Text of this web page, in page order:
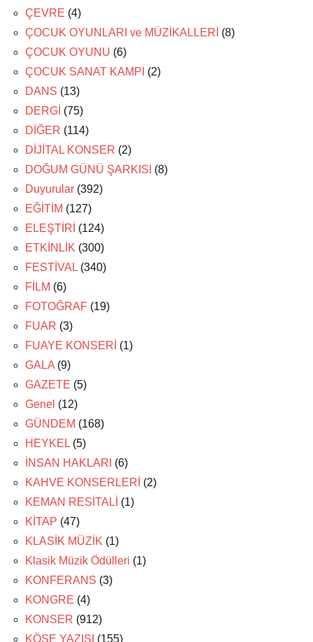
ÇEVRE (4)
ÇOCUK OYUNLARI ve MÜZİKALLERİ (8)
ÇOCUK OYUNU (6)
ÇOCUK SANAT KAMPI (2)
DANS (13)
DERGİ (75)
DİĞER (114)
DİJİTAL KONSER (2)
DOĞUM GÜNÜ ŞARKISI (8)
Duyurular (392)
EĞİTİM (127)
ELEŞTİRİ (124)
ETKİNLİK (300)
FESTİVAL (340)
FİLM (6)
FOTOĞRAF (19)
FUAR (3)
FUAYE KONSERİ (1)
GALA (9)
GAZETE (5)
Genel (12)
GÜNDEM (168)
HEYKEL (5)
İNSAN HAKLARI (6)
KAHVE KONSERLERİ (2)
KEMAN RESİTALİ (1)
KİTAP (47)
KLASİK MÜZİK (1)
Klasik Müzik Ödülleri (1)
KONFERANS (3)
KONGRE (4)
KONSER (912)
KÖŞE YAZISI (155)